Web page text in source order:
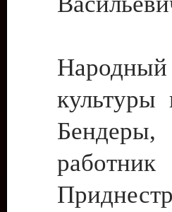
культуры
Бендеры,